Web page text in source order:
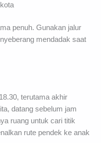
penuh. Gunakan jalur
mendadak saat
terutama akhir
datang sebelum jam
ruang untuk cari titik
rute pendek ke anak